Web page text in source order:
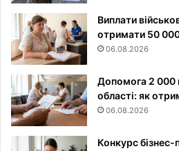
Виплати
отримати 50
06.08.2026
Допомога 2 000
області: як
06.08.2026
Конкурс бізнес-